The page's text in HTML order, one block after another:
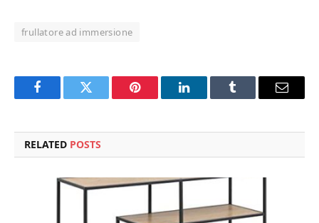
frullatore ad immersione
FacebookTwitter Pinterest LinkedInTumblr Email
RELATED POSTS